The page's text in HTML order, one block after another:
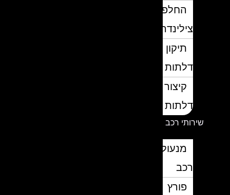
החלפת
צילינדרים
תיקון
דלתות
קיצור
דלתות
שירותי רכב
מנעולן
פורץ